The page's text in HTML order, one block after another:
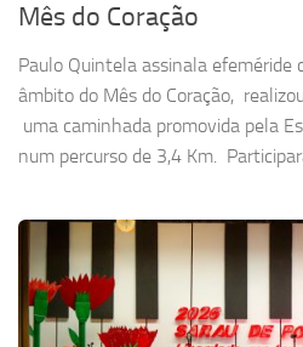
Mês do Coração
Paulo Quintela assinala efeméride
âmbito do Mês do Coração,
uma caminhada promovida pela
num percurso de 3,4 Km.